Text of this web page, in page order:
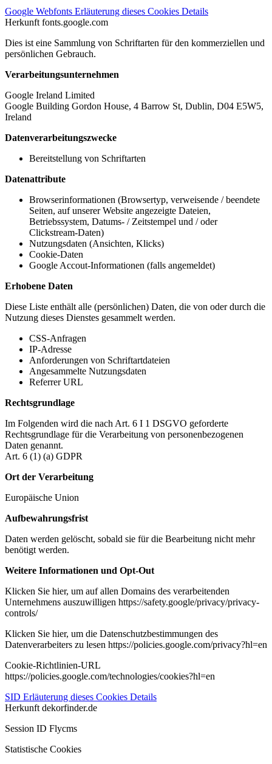
Google Webfonts Erläuterung dieses Cookies Details
Herkunft fonts.google.com
Dies ist eine Sammlung von Schriftarten für den kommerziellen und
persönlichen Gebrauch.
Verarbeitungsunternehmen
Google Ireland Limited
Google Building Gordon House, 4 Barrow St, Dublin, D04 E5W5,
Ireland
Datenverarbeitungszwecke
Bereitstellung von Schriftarten
Datenattribute
Browserinformationen (Browsertyp, verweisende / beendete
Seiten, auf unserer Website angezeigte Dateien,
Betriebssystem, Datums- / Zeitstempel und / oder
Clickstream-Daten)
Nutzungsdaten (Ansichten, Klicks)
Cookie-Daten
Google Accout-Informationen (falls angemeldet)
Erhobene Daten
Diese Liste enthält alle (persönlichen) Daten, die von oder durch die
Nutzung dieses Dienstes gesammelt werden.
CSS-Anfragen
IP-Adresse
Anforderungen von Schriftartdateien
Angesammelte Nutzungsdaten
Referrer URL
Rechtsgrundlage
Im Folgenden wird die nach Art. 6 I 1 DSGVO geforderte
Rechtsgrundlage für die Verarbeitung von personenbezogenen
Daten genannt.
Art. 6 (1) (a) GDPR
Ort der Verarbeitung
Europäische Union
Aufbewahrungsfrist
Daten werden gelöscht, sobald sie für die Bearbeitung nicht mehr
benötigt werden.
Weitere Informationen und Opt-Out
Klicken Sie hier, um auf allen Domains des verarbeitenden
Unternehmens auszuwilligen https://safety.google/privacy/privacy-
controls/
Klicken Sie hier, um die Datenschutzbestimmungen des
Datenverarbeiters zu lesen https://policies.google.com/privacy?hl=en
Cookie-Richtlinien-URL
https://policies.google.com/technologies/cookies?hl=en
SID Erläuterung dieses Cookies Details
Herkunft dekorfinder.de
Session ID Flycms
Statistische Cookies